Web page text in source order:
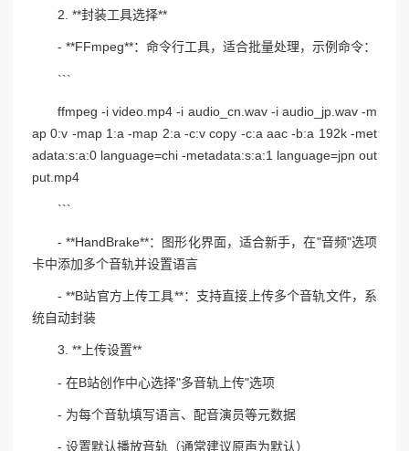
2. **封装工具选择**
- **FFmpeg**：命令行工具，适合批量处理，示例命令：
```
ffmpeg -i video.mp4 -i audio_cn.wav -i audio_jp.wav -m
ap 0:v -map 1:a -map 2:a -c:v copy -c:a aac -b:a 192k -met
adata:s:a:0 language=chi -metadata:s:a:1 language=jpn out
put.mp4
```
- **HandBrake**：图形化界面，适合新手，在"音频"选项
卡中添加多个音轨并设置语言
- **B站官方上传工具**：支持直接上传多个音轨文件，系
统自动封装
3. **上传设置**
- 在B站创作中心选择"多音轨上传"选项
- 为每个音轨填写语言、配音演员等元数据
- 设置默认播放音轨（通常建议原声为默认）